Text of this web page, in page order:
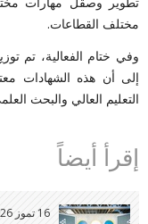
مختلف القطاعات.
وفي ختام الفعالية، تم
إلى أن هذه الشهادات
التعليم العالي والبحث
إقرأ أيضاً
16 تموز 2026